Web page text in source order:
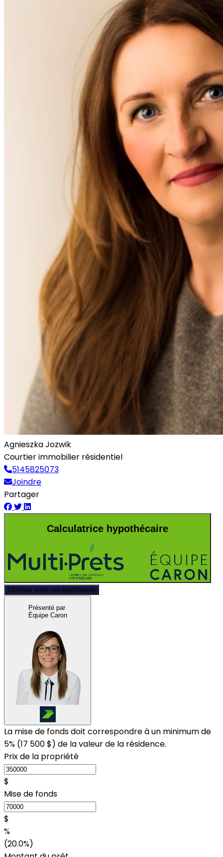
Agnieszka Jozwik
Courtier immobilier résidentiel
5145825073
Joindre
Partager
Calculatrice hypothécaire
Obtenez votre pré-approbation
Présenté par
Équipe Caron
La mise de fonds doit correspondre à un minimum de
5% (17 500 $) de la valeur de la résidence.
Prix de la propriété
$
Mise de fonds
$
%
(20.0%)